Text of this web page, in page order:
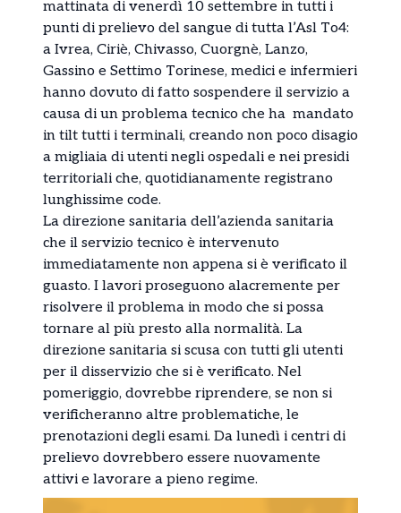
mattinata di venerdì 10 settembre in tutti i
punti di prelievo del sangue di tutta l’Asl To4:
a Ivrea, Ciriè, Chivasso, Cuorgnè, Lanzo,
Gassino e Settimo Torinese, medici e infermieri
hanno dovuto di fatto sospendere il servizio a
causa di un problema tecnico che ha mandato
in tilt tutti i terminali, creando non poco disagio
a migliaia di utenti negli ospedali e nei presidi
territoriali che, quotidianamente registrano
lunghissime code.
La direzione sanitaria dell’azienda sanitaria
che il servizio tecnico è intervenuto
immediatamente non appena si è verificato il
guasto. I lavori proseguono alacremente per
risolvere il problema in modo che si possa
tornare al più presto alla normalità. La
direzione sanitaria si scusa con tutti gli utenti
per il disservizio che si è verificato. Nel
pomeriggio, dovrebbe riprendere, se non si
verificheranno altre problematiche, le
prenotazioni degli esami. Da lunedì i centri di
prelievo dovrebbero essere nuovamente
attivi e lavorare a pieno regime.